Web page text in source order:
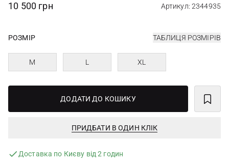
10 500 грн Артикул: 2344935
РОЗМІР ТАБЛИЦЯ РОЗМІРІВ
M L XL
ДОДАТИ ДО КОШИКУ
ПРИДБАТИ В ОДИН КЛІК
Доставка по Києву від 2 годин